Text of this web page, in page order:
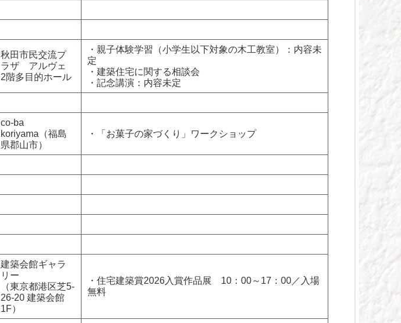
秋田市民交流プ
ラザ アルヴェ
2階多目的ホール
・親子体験学習（小学生以下対象の木工教室）：内容未
定
・建築住宅に関する相談会
・記念講演：内容未定
co-ba
koriyama（福島
県郡山市）
・「お菓子の家づくり」ワークショップ
建築会館ギャラ
リー
（東京都港区芝5-
26-20 建築会館
1F）
・住宅建築賞2026入賞作品展 10：00～17：00／入場
無料